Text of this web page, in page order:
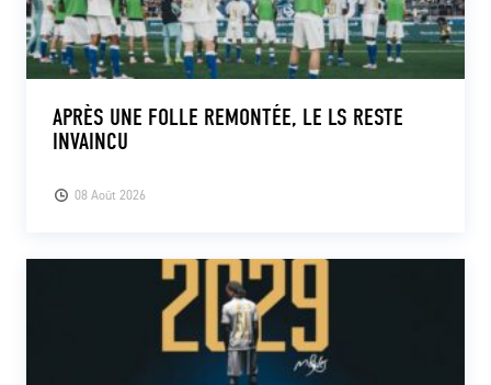
08 Août 2026
APRÈS UNE FOLLE REMONTÉE, LE LS RESTE
INVAINCU